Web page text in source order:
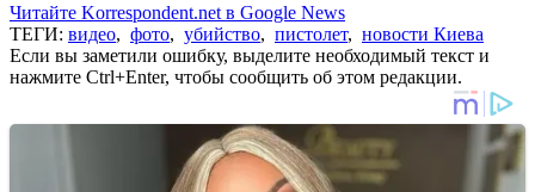
Читайте Korrespondent.net в Google News
ТЕГИ: видео, фото, убийство, пистолет, новости Киева
Если вы заметили ошибку, выделите необходимый текст и
нажмите Ctrl+Enter, чтобы сообщить об этом редакции.